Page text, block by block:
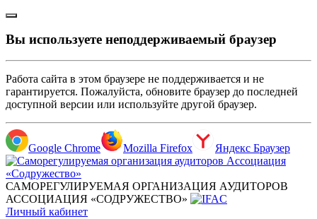
Вы используете неподдерживаемый браузер
Работа сайта в этом браузере не поддерживается и не
гарантируется. Пожалуйста, обновите браузер до последней
доступной версии или используйте другой браузер.
Google Chrome Mozilla Firefox Яндекс Браузер
САМОРЕГУЛИРУЕМАЯ ОРГАНИЗАЦИЯ АУДИТОРОВ
АССОЦИАЦИЯ «СОДРУЖЕСТВО»
Личный кабинет